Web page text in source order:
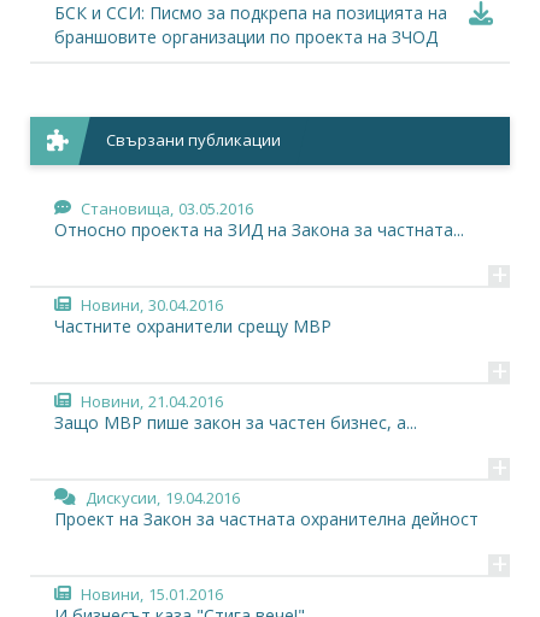
БСК и ССИ: Писмо за подкрепа на позицията на
браншовите организации по проекта на ЗЧОД
Свързани публикации
Становища, 03.05.2016
Относно проекта на ЗИД на Закона за частната...
+
Новини, 30.04.2016
Частните охранители срещу МВР
+
Новини, 21.04.2016
Защо МВР пише закон за частен бизнес, а...
+
Дискусии, 19.04.2016
Проект на Закон за частната охранителна дейност
+
Новини, 15.01.2016